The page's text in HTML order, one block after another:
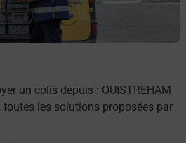
un colis depuis : OUISTREHAM
toutes les solutions proposées par